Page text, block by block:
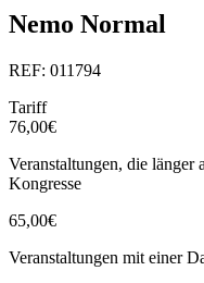
Nemo Normal
REF: 011794
Tariff
76,00€
Veranstaltungen, die länger
Kongresse
65,00€
Veranstaltungen mit einer